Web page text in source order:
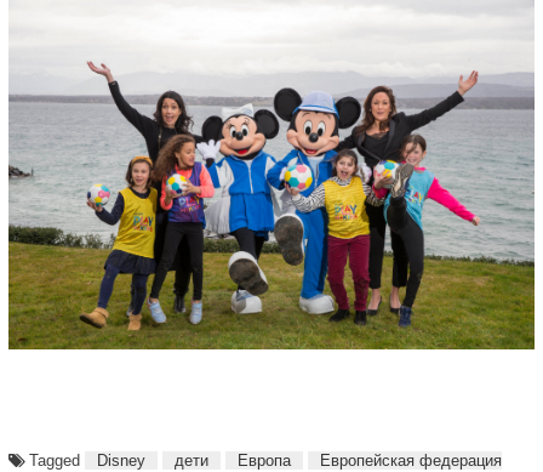
Tagged Disney дети Европа
Европейская федерация